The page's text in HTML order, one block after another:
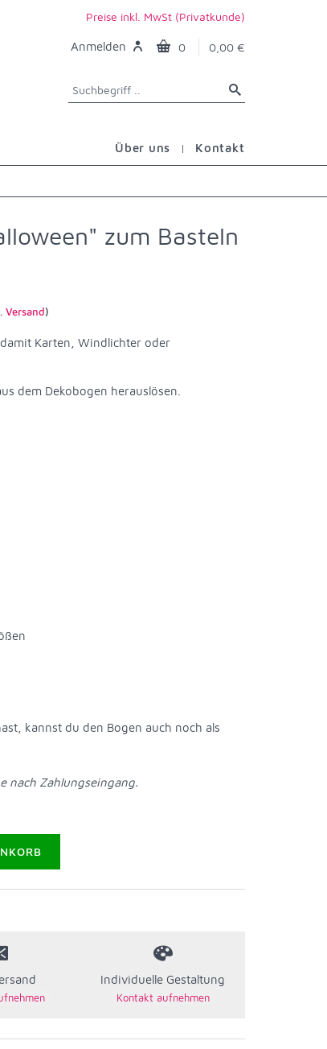
Preise inkl. MwSt (Privatkunde)
Anmelden 0 0,00 €
Über uns Kontakt
zum Basteln
Versand)
Karten, Windlichter oder
dem Dekobogen herauslösen.
kannst du den Bogen auch noch als
nach Zahlungseingang.
Individuelle Gestaltung